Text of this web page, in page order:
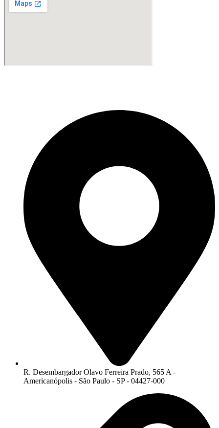
R. Desembargador Olavo Ferreira Prado, 565 A -
Americanópolis - São Paulo - SP - 04427-000